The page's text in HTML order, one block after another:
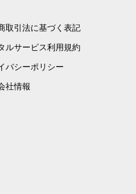
取引法に基づく表記
ルサービス利用規約
バシーポリシー
社情報